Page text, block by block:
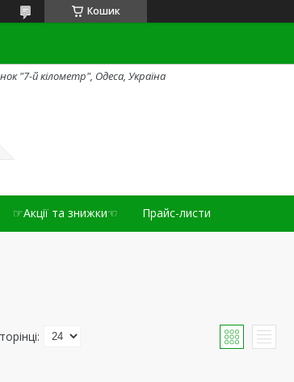
Кошик
"7-й кілометр", Одеса, Україна
☞Акції та знижки☜ Прайс-листи